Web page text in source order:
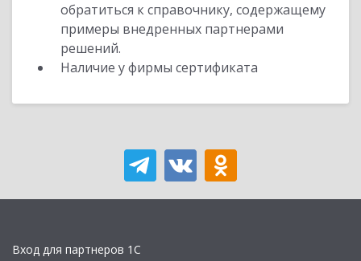
обратиться к справочнику, содержащему
примеры внедренных партнерами
решений.
Наличие у фирмы сертификата
Вход для партнеров 1С